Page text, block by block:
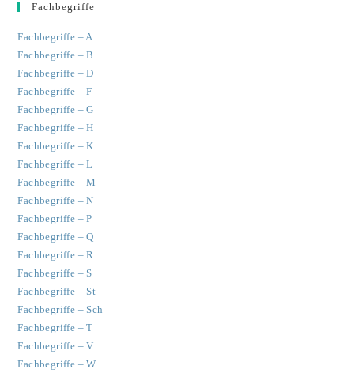
Fachbegriffe
Fachbegriffe – A
Fachbegriffe – B
Fachbegriffe – D
Fachbegriffe – F
Fachbegriffe – G
Fachbegriffe – H
Fachbegriffe – K
Fachbegriffe – L
Fachbegriffe – M
Fachbegriffe – N
Fachbegriffe – P
Fachbegriffe – Q
Fachbegriffe – R
Fachbegriffe – S
Fachbegriffe – St
Fachbegriffe – Sch
Fachbegriffe – T
Fachbegriffe – V
Fachbegriffe – W